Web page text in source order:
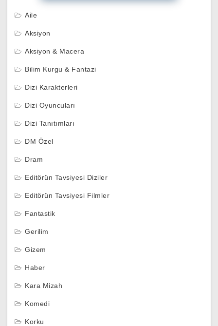
Aile
Aksiyon
Aksiyon & Macera
Bilim Kurgu & Fantazi
Dizi Karakterleri
Dizi Oyuncuları
Dizi Tanıtımları
DM Özel
Dram
Editörün Tavsiyesi Diziler
Editörün Tavsiyesi Filmler
Fantastik
Gerilim
Gizem
Haber
Kara Mizah
Komedi
Korku